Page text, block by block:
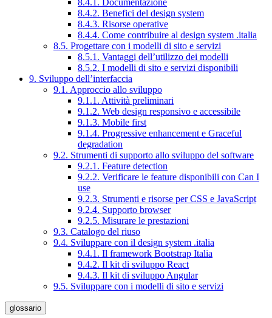
8.4.1. Documentazione
8.4.2. Benefici del design system
8.4.3. Risorse operative
8.4.4. Come contribuire al design system .italia
8.5. Progettare con i modelli di sito e servizi
8.5.1. Vantaggi dell’utilizzo dei modelli
8.5.2. I modelli di sito e servizi disponibili
9. Sviluppo dell’interfaccia
9.1. Approccio allo sviluppo
9.1.1. Attività preliminari
9.1.2. Web design responsivo e accessibile
9.1.3. Mobile first
9.1.4. Progressive enhancement e Graceful
degradation
9.2. Strumenti di supporto allo sviluppo del software
9.2.1. Feature detection
9.2.2. Verificare le feature disponibili con Can I
use
9.2.3. Strumenti e risorse per CSS e JavaScript
9.2.4. Supporto browser
9.2.5. Misurare le prestazioni
9.3. Catalogo del riuso
9.4. Sviluppare con il design system .italia
9.4.1. Il framework Bootstrap Italia
9.4.2. Il kit di sviluppo React
9.4.3. Il kit di sviluppo Angular
9.5. Sviluppare con i modelli di sito e servizi
glossario